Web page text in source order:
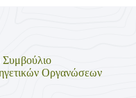
Συμβούλιο
Οργανώσεων